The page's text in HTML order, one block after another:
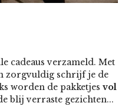
cadeaus verzameld. Met
zorgvuldig schrijf je de
worden de pakketjes vol
blij verraste gezichten...